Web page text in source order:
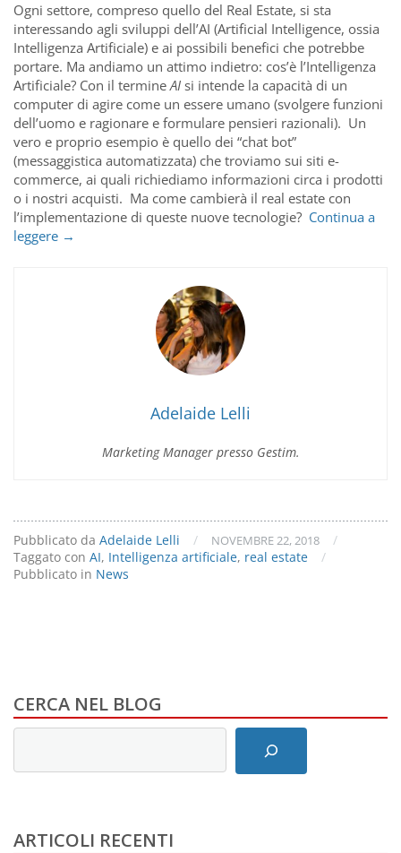
Ogni settore, compreso quello del Real Estate, si sta
interessando agli sviluppi dell’AI (Artificial Intelligence, ossia
Intelligenza Artificiale) e ai possibili benefici che potrebbe
portare. Ma andiamo un attimo indietro: cos’è l’Intelligenza
Artificiale? Con il termineAI si intende la capacità di un
computer di agire come un essere umano (svolgere funzioni
dell’uomo e ragionare e formulare pensieri razionali). Un
vero e proprio esempio è quello dei “chat bot”
(messaggistica automatizzata) che troviamo sui siti e-
commerce, ai quali richiediamo informazioni circa i prodotti
o i nostri acquisti. Ma come cambierà il real estate con
l’implementazione di queste nuove tecnologie? Continua a
leggere Intelligenza
→
Adelaide Lelli
Marketing Manager presso Gestim.
Pubblicato da Adelaide Lelli / NOVEMBRE 22, 2018
/
Taggato con AI, Intelligenza artificiale, real estate
/
Pubblicato in News
CERCA NEL BLOG
ricerca
ARTICOLI RECENTI